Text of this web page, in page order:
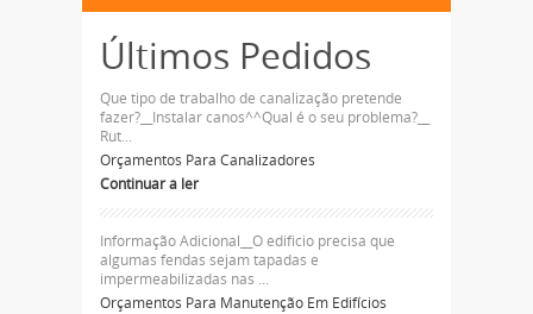
Últimos Pedidos
Que tipo de trabalho de canalização pretende
fazer?__Instalar canos^^Qual é o seu problema?__
Rut...
Orçamentos Para Canalizadores
Continuar a ler
Informação Adicional__O edificio precisa que
algumas fendas sejam tapadas e
impermeabilizadas nas ...
Orçamentos Para Manutenção Em Edifícios